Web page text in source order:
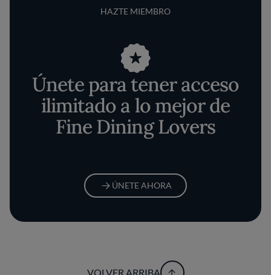
HAZTE MIEMBRO
Únete para tener acceso
ilimitado a lo mejor de
Fine Dining Lovers
ÚNETE AHORA
VOLVER ARRIBA